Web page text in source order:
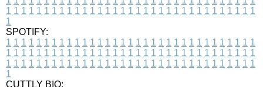
1 1 1 1 1 1 1 1 1 1 1 1 1 1 1 1 1 1 1 1 1 1 1 1 1 1 1 1 1 1 1 1 1
1
SPOTIFY:
1 1 1 1 1 1 1 1 1 1 1 1 1 1 1 1 1 1 1 1 1 1 1 1 1 1 1 1 1 1 1 1 1
1 1 1 1 1 1 1 1 1 1 1 1 1 1 1 1 1 1 1 1 1 1 1 1 1 1 1 1 1 1 1 1 1
1 1 1 1 1 1 1 1 1 1 1 1 1 1 1 1 1 1 1 1 1 1 1 1 1 1 1 1 1 1 1 1 1
1
CUTTLY BIO: